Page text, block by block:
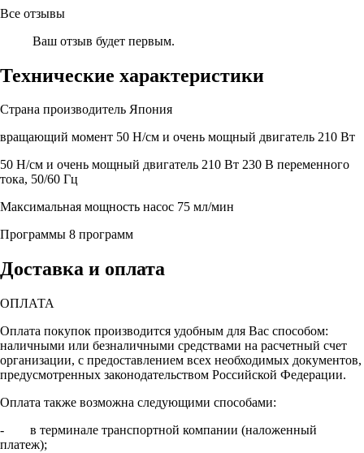
Все отзывы
Ваш отзыв будет первым.
Технические характеристики
Страна производитель Япония
вращающий момент 50 Н/см и очень мощный двигатель 210 Вт
50 Н/см и очень мощный двигатель 210 Вт 230 В переменного
тока, 50/60 Гц
Максимальная мощность насос 75 мл/мин
Программы 8 программ
Доставка и оплата
ОПЛАТА
Оплата покупок производится удобным для Вас способом:
наличными или безналичными средствами на расчетный счет
организации, с предоставлением всех необходимых документов,
предусмотренных законодательством Российской Федерации.
Оплата также возможна следующими способами:
- в терминале транспортной компании (наложенный
платеж);